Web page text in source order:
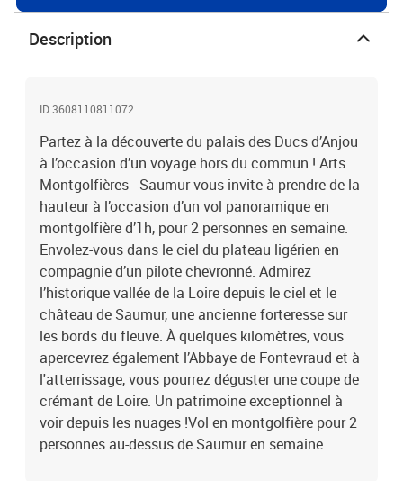
Description
ID 3608110811072
Partez à la découverte du palais des Ducs d’Anjou
à l’occasion d’un voyage hors du commun ! Arts
Montgolfières - Saumur vous invite à prendre de la
hauteur à l’occasion d’un vol panoramique en
montgolfière d’1h, pour 2 personnes en semaine.
Envolez-vous dans le ciel du plateau ligérien en
compagnie d’un pilote chevronné. Admirez
l’historique vallée de la Loire depuis le ciel et le
château de Saumur, une ancienne forteresse sur
les bords du fleuve. À quelques kilomètres, vous
apercevrez également l’Abbaye de Fontevraud et à
l'atterrissage, vous pourrez déguster une coupe de
crémant de Loire. Un patrimoine exceptionnel à
voir depuis les nuages !Vol en montgolfière pour 2
personnes au-dessus de Saumur en semaine